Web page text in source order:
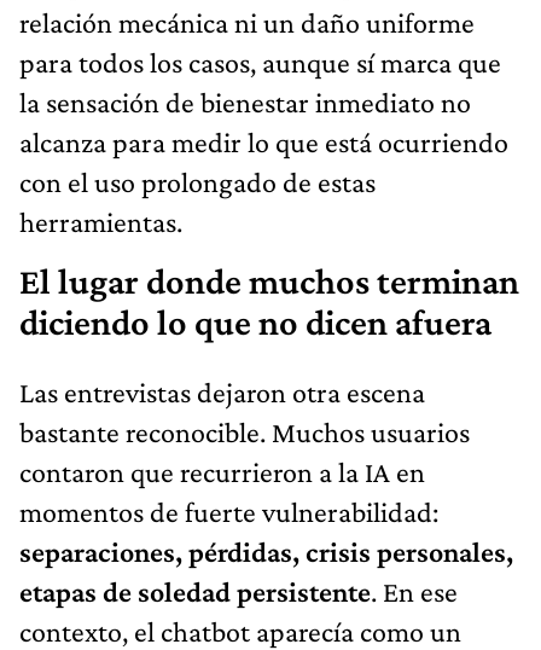
relación mecánica ni un daño uniforme
para todos los casos, aunque sí marca que
la sensación de bienestar inmediato no
alcanza para medir lo que está ocurriendo
con el uso prolongado de estas
herramientas.
El lugar donde muchos terminan
diciendo lo que no dicen afuera
Las entrevistas dejaron otra escena
bastante reconocible. Muchos usuarios
contaron que recurrieron a la IA en
momentos de fuerte vulnerabilidad:
separaciones, pérdidas, crisis personales,
etapas de soledad persistente. En ese
contexto, el chatbot aparecía como un